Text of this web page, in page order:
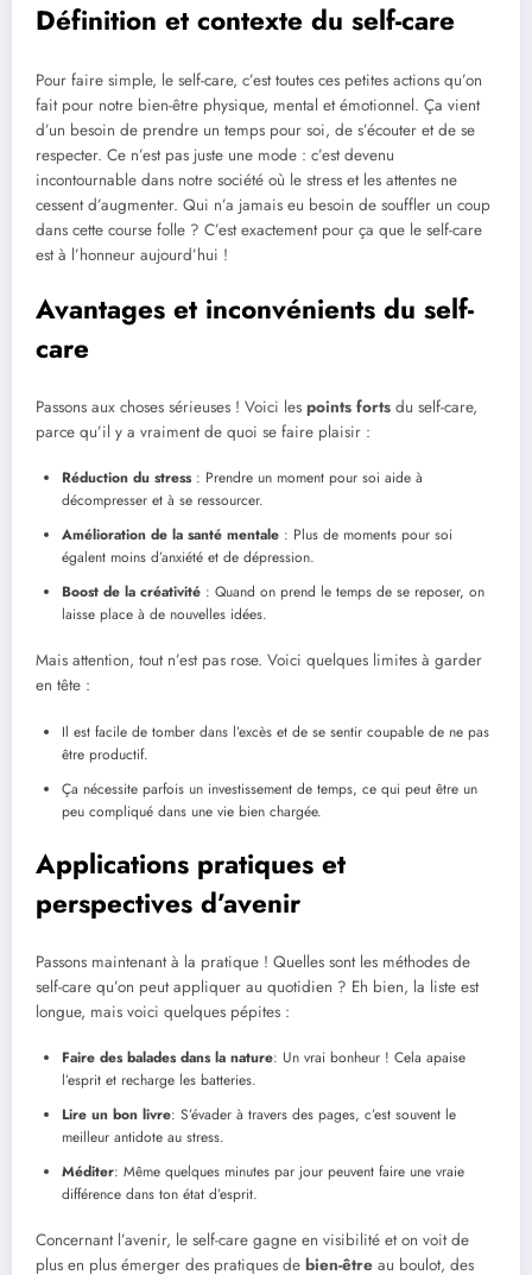
Définition et contexte du self-care
Pour faire simple, le self-care, c’est toutes ces petites actions qu’on
fait pour notre bien-être physique, mental et émotionnel. Ça vient
d’un besoin de prendre un temps pour soi, de s’écouter et de se
respecter. Ce n’est pas juste une mode : c’est devenu
incontournable dans notre société où le stress et les attentes ne
cessent d’augmenter. Qui n’a jamais eu besoin de souffler un coup
dans cette course folle ? C’est exactement pour ça que le self-care
est à l’honneur aujourd’hui !
Avantages et inconvénients du self-
care
Passons aux choses sérieuses ! Voici les points forts du self-care,
parce qu’il y a vraiment de quoi se faire plaisir :
Réduction du stress: Prendre un moment pour soi aide à
décompresser et à se ressourcer.
Amélioration de la santé mentale : Plus de moments pour soi
égalent moins d’anxiété et de dépression.
Boost de la créativité : Quand on prend le temps de se reposer, on
laisse place à de nouvelles idées.
Mais attention, tout n’est pas rose. Voici quelques limites à garder
en tête :
Il est facile de tomber dans l’excès et de se sentir coupable de ne pas
être productif.
Ça nécessite parfois un investissement de temps, ce qui peut être un
peu compliqué dans une vie bien chargée.
Applications pratiques et
perspectives d’avenir
Passons maintenant à la pratique ! Quelles sont les méthodes de
self-care qu’on peut appliquer au quotidien ? Eh bien, la liste est
longue, mais voici quelques pépites :
Faire des balades dans la nature: Un vrai bonheur ! Cela apaise
l’esprit et recharge les batteries.
Lire un bon livre: S’évader à travers des pages, c’est souvent le
meilleur antidote au stress.
Méditer: Même quelques minutes par jour peuvent faire une vraie
différence dans ton état d’esprit.
Concernant l’avenir, le self-care gagne en visibilité et on voit de
plus en plus émerger des pratiques de bien-être au boulot, des